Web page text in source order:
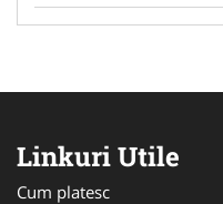
Linkuri Utile
Cum platesc